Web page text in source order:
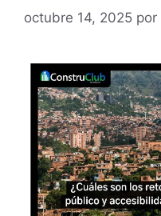
octubre 14, 2025 por